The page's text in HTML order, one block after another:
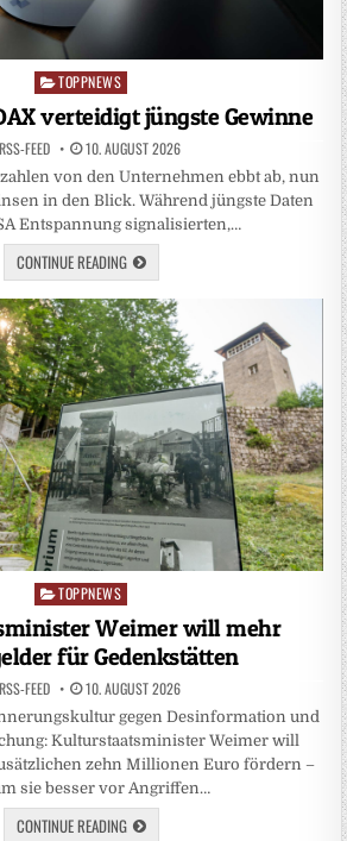
Posted
in
TOPPNEWS
verteidigt jüngste Gewinne
RSS-FEED 10. AUGUST 2026
von den Unternehmen ebbt ab, nun
in den Blick. Während jüngste Daten
Entspannung signalisierten,…
CONTINUE READING
Posted
in
TOPPNEWS
Weimer will mehr
für Gedenkstätten
RSS-FEED 10. AUGUST 2026
gegen Desinformation und
Kulturstaatsminister Weimer will
zehn Millionen Euro fördern –
sie besser vor Angriffen…
CONTINUE READING